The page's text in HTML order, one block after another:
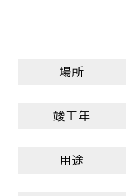
場所
竣工年
用途